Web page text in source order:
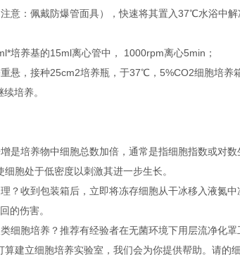
意：佩戴防爆管面具），快速将其置入37℃水浴中
培养基的15ml离心管中， 1000rpm离心5min；
悬，接种25cm2培养瓶，于37℃，5%CO2细胞培养
培养。
是培养物中细胞总数加倍，通常是指细胞指数或对
胞处于低密度以刺激其进一步生长。
？收到包装箱后，立即将冻存细胞从干冰移入液氮
的伤害。
细胞培养？推荐有经验者在无菌环境下用层流净化
建立细胞培养实验室，我们会为你提供帮助。请的细